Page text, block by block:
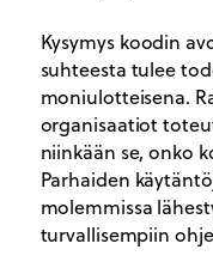
Kysymys koodin
suhteesta tulee
moniulotteisena.
organisaatiot
niinkään se, onko
Parhaiden
molemmissa
turvallisempiin